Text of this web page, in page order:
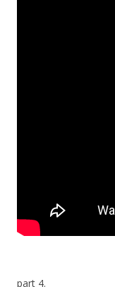
part 4.